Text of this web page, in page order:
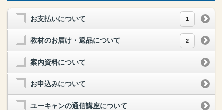
お支払いについて 1
教材のお届け・返品について 2
案内資料について
お申込みについて
ユーキャンの通信講座について